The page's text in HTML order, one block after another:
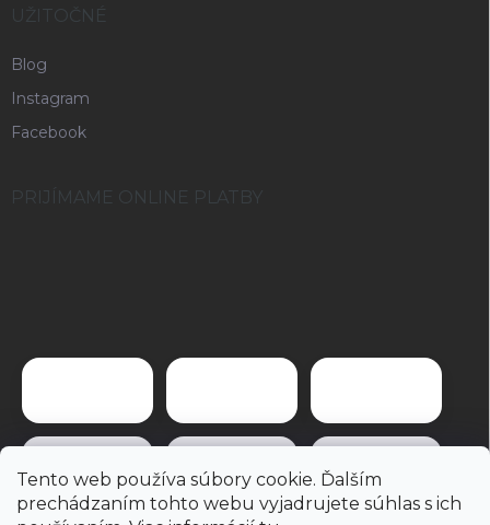
Tento web používa súbory cookie. Ďalším
prechádzaním tohto webu vyjadrujete súhlas s ich
UŽITOČNÉ
Blog
Instagram
Facebook
PRIJÍMAME ONLINE PLATBY